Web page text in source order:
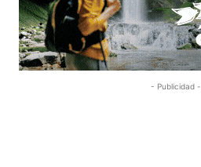
- Publicidad -